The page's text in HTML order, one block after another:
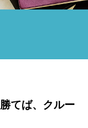
てば、クルー